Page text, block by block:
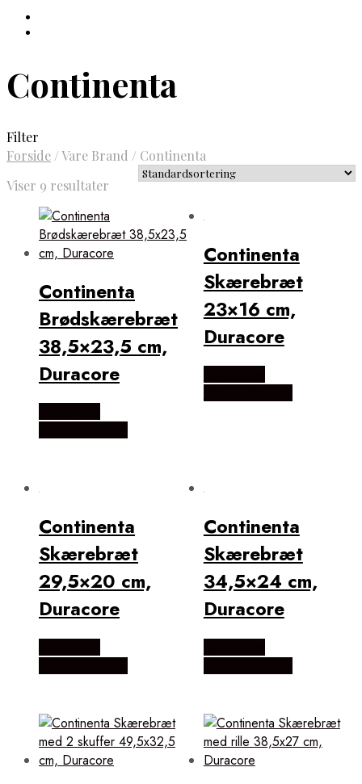
Continenta
Filter
Forside /Vare Brand / Continenta
Viser 9 resultater
Continenta
Brødskærebræt
38,5×23,5 cm,
Duracore
Continenta
Skærebræt
23×16 cm,
Duracore
Continenta
Skærebræt
29,5×20 cm,
Duracore
Continenta
Skærebræt
34,5×24 cm,
Duracore